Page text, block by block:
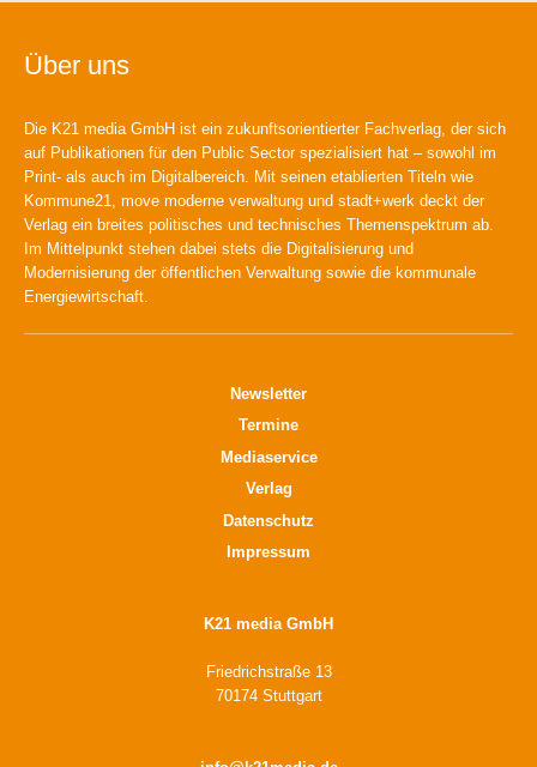
Über uns
Die K21 media GmbH ist ein zukunftsorientierter Fachverlag, der sich
auf Publikationen für den Public Sector spezialisiert hat – sowohl im
Print- als auch im Digitalbereich. Mit seinen etablierten Titeln wie
Kommune21, move moderne verwaltung und stadt+werk deckt der
Verlag ein breites politisches und technisches Themenspektrum ab.
Im Mittelpunkt stehen dabei stets die Digitalisierung und
Modernisierung der öffentlichen Verwaltung sowie die kommunale
Energiewirtschaft.
Newsletter
Termine
Mediaservice
Verlag
Datenschutz
Impressum
K21 media GmbH
Friedrichstraße 13
70174 Stuttgart